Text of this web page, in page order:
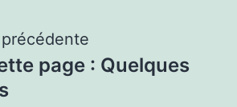
page : Quelques